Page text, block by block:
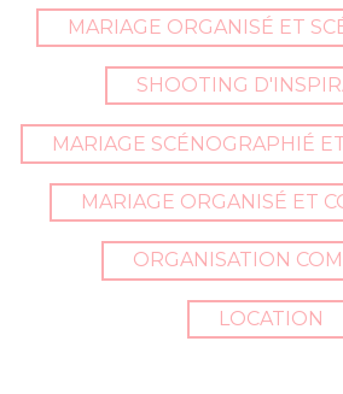
MARIAGE ORGANISÉ ET
SHOOTING
MARIAGE SCÉNOGRAPHIÉ
MARIAGE ORGANISÉ ET
ORGANISATION
LOCATION